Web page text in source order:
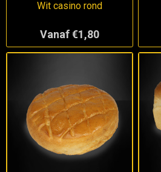
Wit casino rond
Vanaf €1,80